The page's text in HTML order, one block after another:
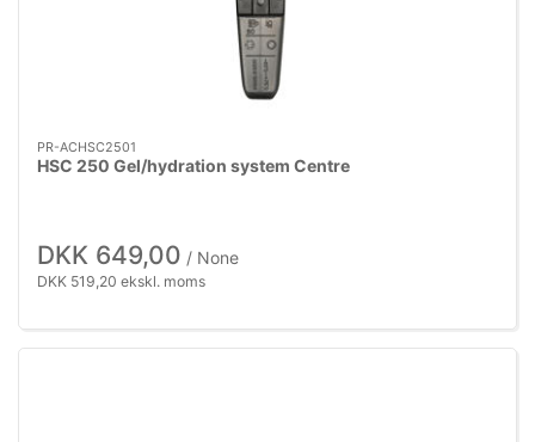
PR-ACHSC2501
HSC 250 Gel/hydration system Centre
DKK 649,00 / None
DKK 519,20 ekskl. moms